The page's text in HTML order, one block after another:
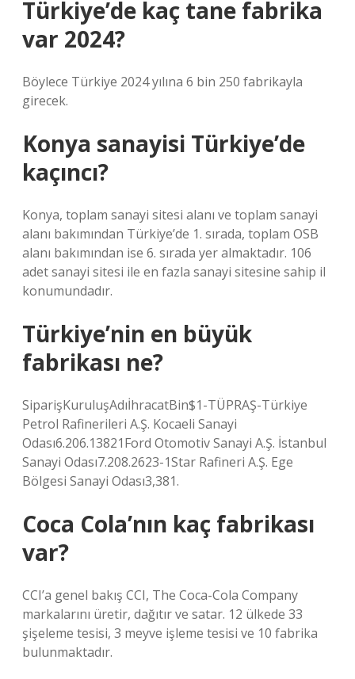
Türkiye’de kaç tane fabrika
var 2024?
Böylece Türkiye 2024 yılına 6 bin 250 fabrikayla
girecek.
Konya sanayisi Türkiye’de
kaçıncı?
Konya, toplam sanayi sitesi alanı ve toplam sanayi
alanı bakımından Türkiye’de 1. sırada, toplam OSB
alanı bakımından ise 6. sırada yer almaktadır. 106
adet sanayi sitesi ile en fazla sanayi sitesine sahip il
konumundadır.
Türkiye’nin en büyük
fabrikası ne?
SiparişKuruluşAdıİhracatBin$1-TÜPRAŞ-Türkiye
Petrol Rafinerileri A.Ş. Kocaeli Sanayi
Odası6.206.13821Ford Otomotiv Sanayi A.Ş. İstanbul
Sanayi Odası7.208.2623-1Star Rafineri A.Ş. Ege
Bölgesi Sanayi Odası3,381.
Coca Cola’nın kaç fabrikası
var?
CCI’a genel bakış CCI, The Coca-Cola Company
markalarını üretir, dağıtır ve satar. 12 ülkede 33
şişeleme tesisi, 3 meyve işleme tesisi ve 10 fabrika
bulunmaktadır.